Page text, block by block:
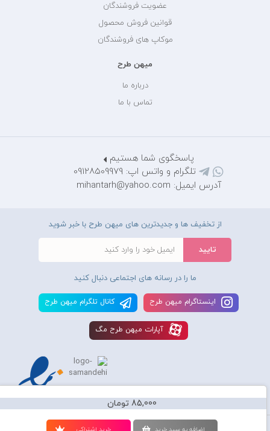
85,000 تومان
عضویت فروشندگان
قوانین فروش محصول
موکاپ های فروشندگان
میهن طرح
درباره ما
تماس با ما
پاسخگوی شما هستیم
تلگرام و واتس اپ: 09128509979
آدرس ایمیل: mihantarh@yahoo.com
از تخفیف ها و جدیدترین های میهن طرح با خبر شوید
ما را در رسانه های اجتماعی دنبال کنید
اينستاگرام ميهن طرح کانال تلگرام ميهن طرح
آپارات ميهن طرح مگ
استفاده از محصولات سايت میهن طرح برای مقاصد تجاری ممنوع و موجب پیگرد